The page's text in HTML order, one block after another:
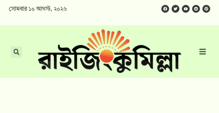
সোমবার ১০ আগস্ট, ২০২৬